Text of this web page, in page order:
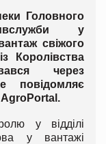
Головного
у
свіжого
Королівства
через
повідомляє
AgroPortal .
у відділі
у вантажі